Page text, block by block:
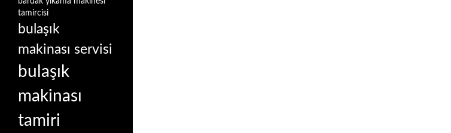
tamircisi
bulaşık
makinası servisi
bulaşık
makinası
tamiri